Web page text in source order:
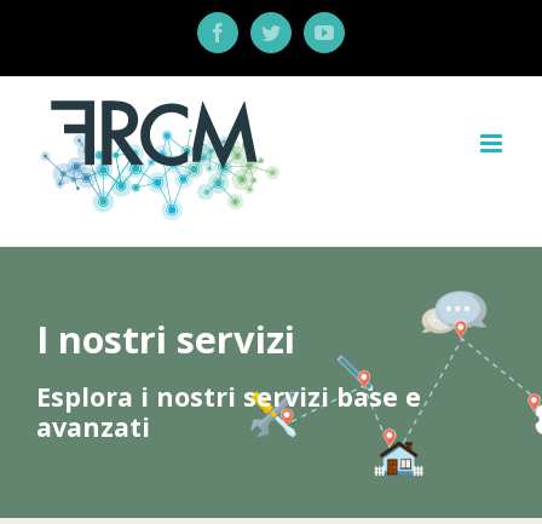
FacebookTwitterYouTube
I nostri servizi
Esplora i nostri servizi base e
avanzati